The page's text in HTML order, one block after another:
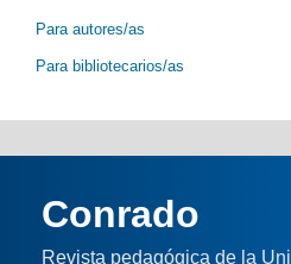
Para autores/as
Para bibliotecarios/as
Conrado
Revista pedagógica de la